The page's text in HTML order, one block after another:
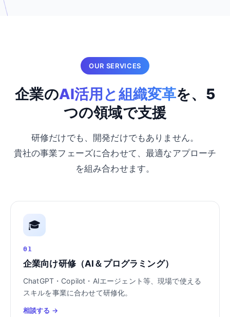
OUR SERVICES
企業のAI活用と組織変革を、5
つの領域で支援
研修だけでも、開発だけでもありません。
貴社の事業フェーズに合わせて、最適なアプローチ
を組み合わせます。
🎓
01
企業向け研修（AI＆プログラミング）
ChatGPT・Copilot・AIエージェント等、現場で使える
スキルを事業に合わせて研修化。
相談する →